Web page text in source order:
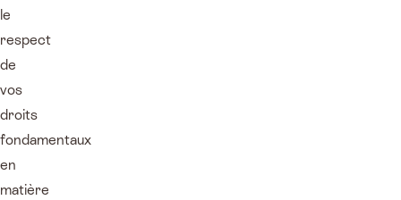
le
respect
de
vos
droits
fondamentaux
en
matière